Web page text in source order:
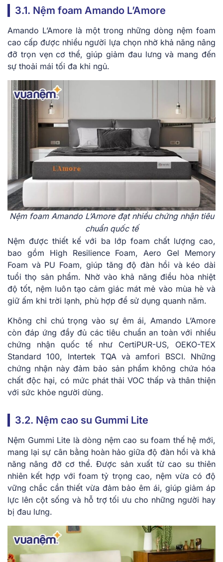
3.1. Nệm foam Amando L’Amore
Amando L’Amore là một trong những dòng nệm foam
cao cấp được nhiều người lựa chọn nhờ khả năng nâng
đỡ trọn vẹn cơ thể, giúp giảm đau lưng và mang đến
sự thoải mái tối đa khi ngủ.
Nệm foam Amando L’Amore đạt nhiều chứng nhận tiêu
chuẩn quốc tế
Nệm được thiết kế với ba lớp foam chất lượng cao,
bao gồm High Resilience Foam, Aero Gel Memory
Foam và PU Foam, giúp tăng độ đàn hồi và kéo dài
tuổi thọ sản phẩm. Nhờ vào khả năng điều hòa nhiệt
độ tốt, nệm luôn tạo cảm giác mát mẻ vào mùa hè và
giữ ấm khi trời lạnh, phù hợp để sử dụng quanh năm.
Không chỉ chú trọng vào sự êm ái, Amando L’Amore
còn đáp ứng đầy đủ các tiêu chuẩn an toàn với nhiều
chứng nhận quốc tế như CertiPUR-US, OEKO-TEX
Standard 100, Intertek TQA và amfori BSCI. Những
chứng nhận này đảm bảo sản phẩm không chứa hóa
chất độc hại, có mức phát thải VOC thấp và thân thiện
với sức khỏe người dùng.
3.2. Nệm cao su Gummi Lite
Nệm Gummi Lite là dòng nệm cao su foam thế hệ mới,
mang lại sự cân bằng hoàn hảo giữa độ đàn hồi và khả
năng nâng đỡ cơ thể. Được sản xuất từ cao su thiên
nhiên kết hợp với foam tỷ trọng cao, nệm vừa có độ
vững chắc cần thiết vừa đảm bảo êm ái, giúp giảm áp
lực lên cột sống và hỗ trợ tối ưu cho những người hay
bị đau lưng.